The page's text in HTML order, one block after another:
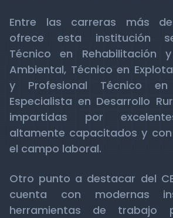
Entre las carreras más
ofrece esta institución
Técnico en Rehabilitación
Ambiental, Técnico en
y Profesional Técnico en
Especialista en Desarrollo
impartidas por
altamente capacitados y con
el campo laboral.
Otro punto a destacar del
cuenta con modernas
herramientas de trabajo